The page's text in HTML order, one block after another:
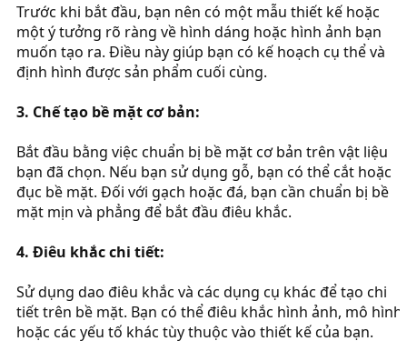
Trước khi bắt đầu, bạn nên có một mẫu thiết kế hoặc
một ý tưởng rõ ràng về hình dáng hoặc hình ảnh bạn
muốn tạo ra. Điều này giúp bạn có kế hoạch cụ thể và
định hình được sản phẩm cuối cùng.
3. Chế tạo bề mặt cơ bản:
Bắt đầu bằng việc chuẩn bị bề mặt cơ bản trên vật liệu
bạn đã chọn. Nếu bạn sử dụng gỗ, bạn có thể cắt hoặc
đục bề mặt. Đối với gạch hoặc đá, bạn cần chuẩn bị bề
mặt mịn và phẳng để bắt đầu điêu khắc.
4. Điêu khắc chi tiết:
Sử dụng dao điêu khắc và các dụng cụ khác để tạo chi
tiết trên bề mặt. Bạn có thể điêu khắc hình ảnh, mô hình,
hoặc các yếu tố khác tùy thuộc vào thiết kế của bạn.